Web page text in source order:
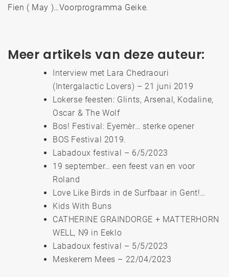
Fien ( May )…Voorprogramma Geike.
Meer artikels van deze auteur:
Interview met Lara Chedraouri
(Intergalactic Lovers) – 21 juni 2019
Lokerse feesten: Glints, Arsenal, Kodaline,
Oscar & The Wolf
Bos! Festival: Eyemèr… sterke opener
BOS Festival 2019.
Labadoux festival – 6/5/2023
19 september… een feest van en voor
Roland
Love Like Birds in de Surfbaar in Gent!…
Kids With Buns
CATHERINE GRAINDORGE + MATTERHORN
WELL, N9 in Eeklo
Labadoux festival – 5/5/2023
Meskerem Mees – 22/04/2023